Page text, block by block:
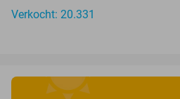
Verkocht: 20.331